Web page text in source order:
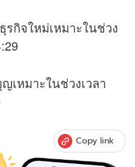
รกิจใหม่เหมาะในช่วง
ญเหมาะในช่วงเวลา
Copy link